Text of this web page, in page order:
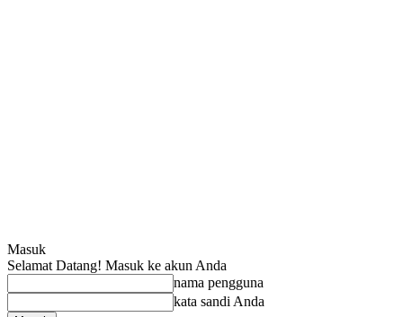
Masuk
Selamat Datang! Masuk ke akun Anda
nama pengguna
kata sandi Anda